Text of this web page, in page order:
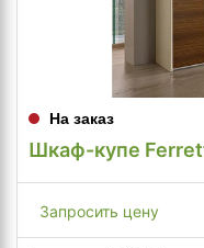
На заказ
Шкаф-купе
Запросить цену